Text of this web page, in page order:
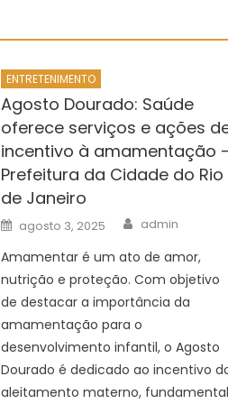
ENTRETENIMENTO
Agosto Dourado: Saúde
oferece serviços e ações
incentivo à amamentação
Prefeitura da Cidade do Rio
de Janeiro
Posted
on
agosto 3, 2025 Author
admin
Amamentar é um ato de amor,
nutrição e proteção. Com objetivo
de destacar a importância da
amamentação para o
desenvolvimento infantil, o Agosto
Dourado é dedicado ao incentivo
aleitamento materno, fundamental